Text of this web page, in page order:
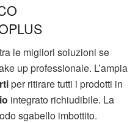
le migliori soluzioni se
up professionale. L’ampia
per ritirare tutti i prodotti in
integrato richiudibile. La
sgabello imbottito.